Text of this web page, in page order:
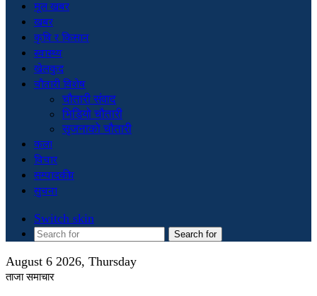
मूल खबर
खबर
कृषि र किसान
स्वास्थ्य
खेलकुद
चौतारी विशेष
चौतारी संवाद
भिडियो चौतारी
सृजनाको चौतारी
कला
विचार
सम्पादकीय
सुचना
Switch skin
Search for
August 6 2026, Thursday
ताजा समाचार